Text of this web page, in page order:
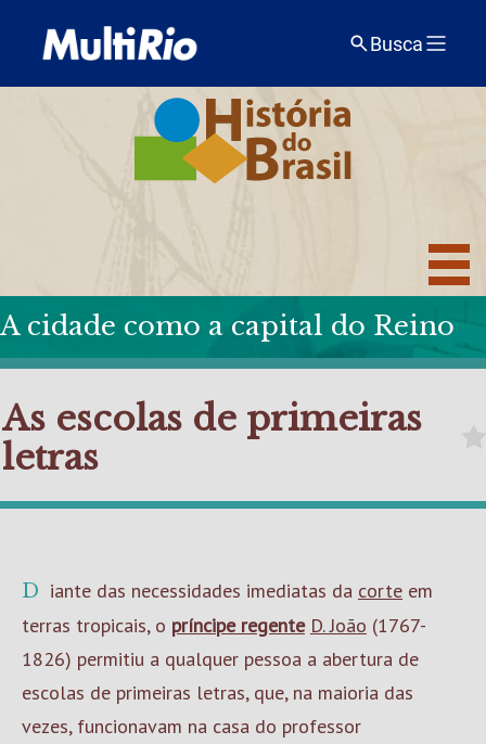
Busca
A cidade como a capital do Reino
As escolas de primeiras
letras
Diante das necessidades imediatas da corte em
terras tropicais, o príncipe regente D. João (1767-
1826) permitiu a qualquer pessoa a abertura de
escolas de primeiras letras, que, na maioria das
vezes, funcionavam na casa do professor